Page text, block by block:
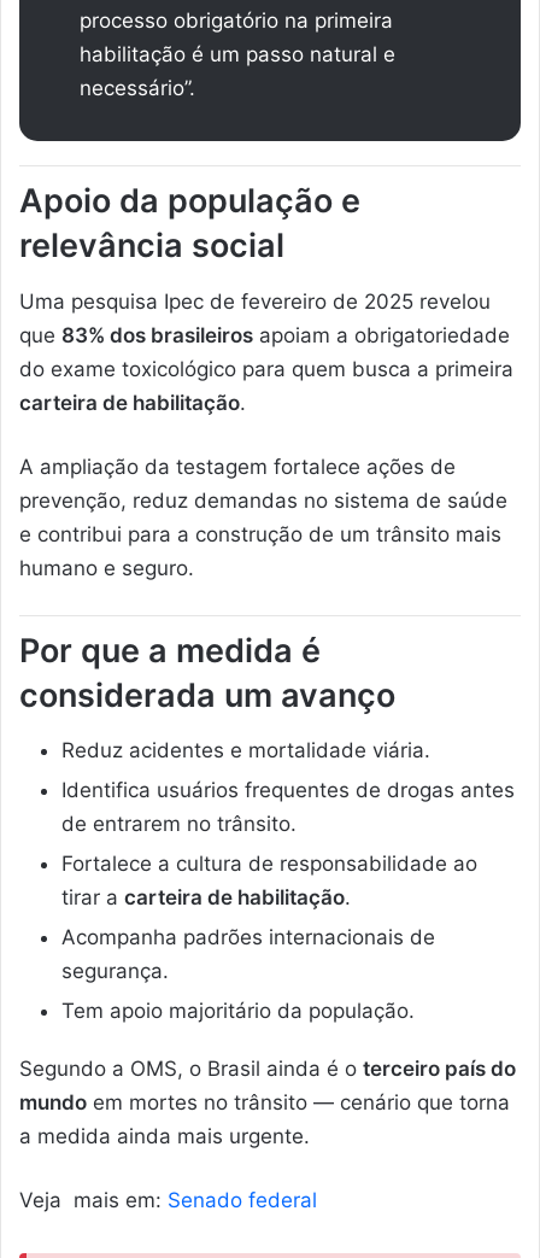
processo obrigatório na primeira
habilitação é um passo natural e
necessário”.
Apoio da população e
relevância social
Uma pesquisa Ipec de fevereiro de 2025 revelou
que 83% dos brasileiros apoiam a obrigatoriedade
do exame toxicológico para quem busca a primeira
carteira de habilitação.
A ampliação da testagem fortalece ações de
prevenção, reduz demandas no sistema de saúde
e contribui para a construção de um trânsito mais
humano e seguro.
Por que a medida é
considerada um avanço
Reduz acidentes e mortalidade viária.
Identifica usuários frequentes de drogas antes
de entrarem no trânsito.
Fortalece a cultura de responsabilidade ao
tirar a carteira de habilitação.
Acompanha padrões internacionais de
segurança.
Tem apoio majoritário da população.
Segundo a OMS, o Brasil ainda é o terceiro país do
mundo em mortes no trânsito — cenário que torna
a medida ainda mais urgente.
Veja mais em: Senado federal